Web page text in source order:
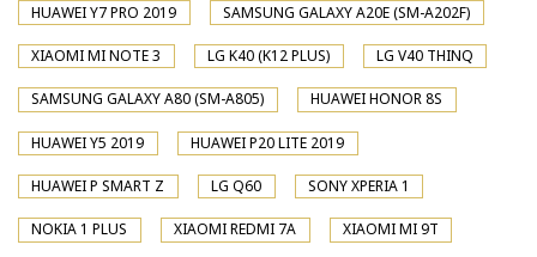
HUAWEI Y7 PRO 2019 SAMSUNG GALAXY A20E (SM-A202F)
XIAOMI MI NOTE 3 LG K40 (K12 PLUS) LG V40 THINQ
SAMSUNG GALAXY A80 (SM-A805) HUAWEI HONOR 8S
HUAWEI Y5 2019 HUAWEI P20 LITE 2019
HUAWEI P SMART Z LG Q60 SONY XPERIA 1
NOKIA 1 PLUS XIAOMI REDMI 7A XIAOMI MI 9T